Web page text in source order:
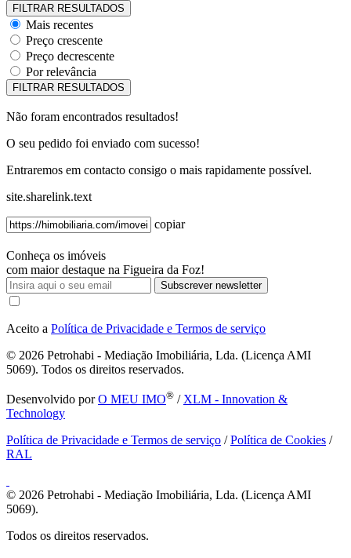
Mais recentes
Preço crescente
Preço decrescente
Por relevância
Não foram encontrados resultados!
O seu pedido foi enviado com sucesso!
Entraremos em contacto consigo o mais rapidamente possível.
site.sharelink.text
copiar
Conheça os imóveis
com maior destaque na Figueira da Foz!
Subscrever newsletter
Aceito a Política de Privacidade e Termos de serviço
© 2026 Petrohabi - Mediação Imobiliária, Lda. (Licença AMI
5069). Todos os direitos reservados.
Desenvolvido porO MEU IMO® / XLM - Innovation &
Technology
Política de Privacidade e Termos de serviço /Política de Cookies /
RAL
© 2026 Petrohabi - Mediação Imobiliária, Lda. (Licença AMI
5069).
Todos os direitos reservados.